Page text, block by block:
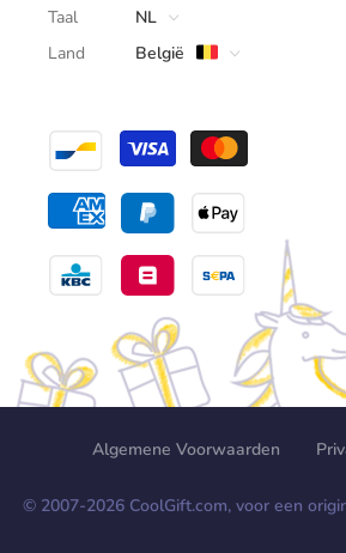
Taal
NL
Land
België
Algemene Voorwaarden
© 2007-2026 CoolGift.com, voor een